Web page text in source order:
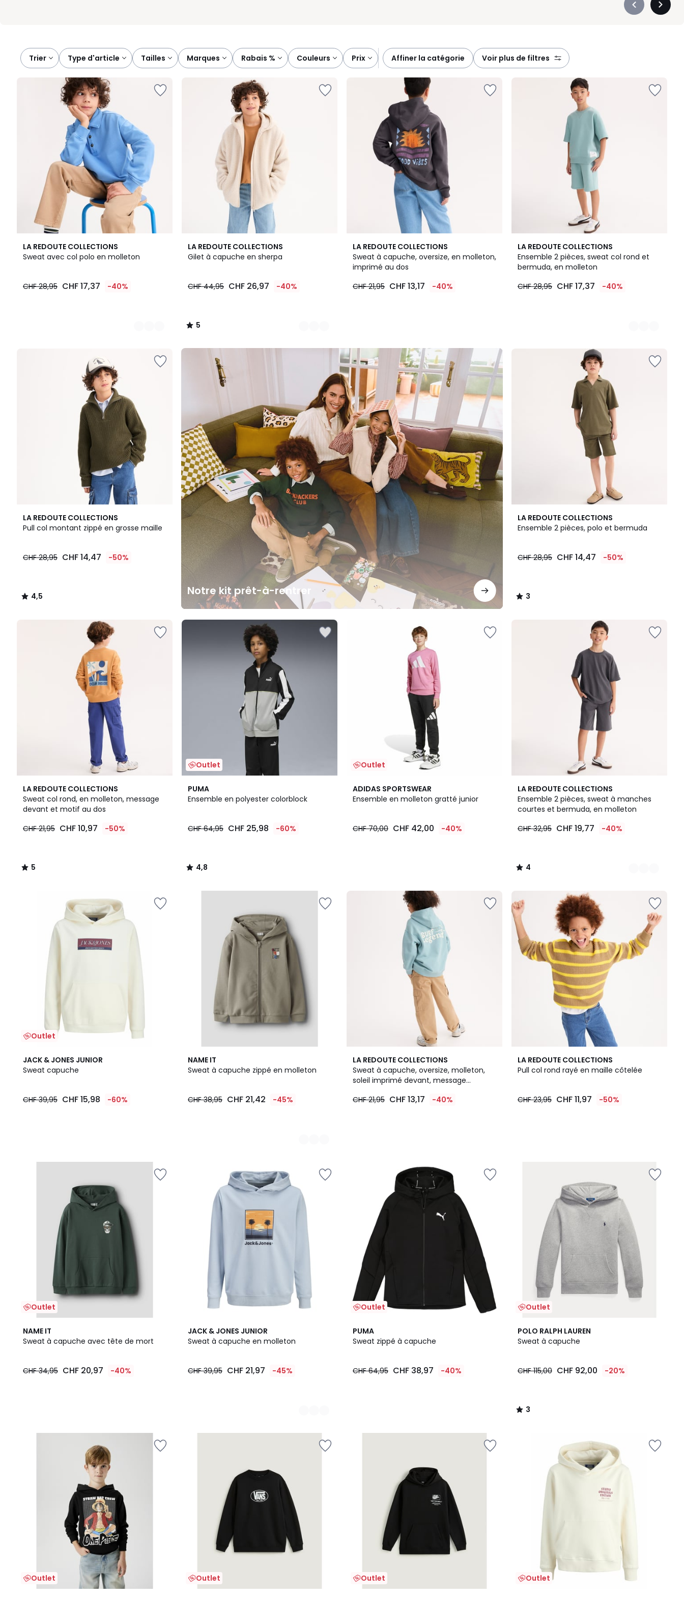
Précédent
Trier
type d'article tailles marques rabais % couleurs prix affiner la catégorie voir plus de filtres
LA REDOUTE COLLECTIONS
Sweat avec col polo en molleton
17,37
CHF 28,95 CHF 17,37 -40%
3
Couleurs
LA REDOUTE COLLECTIONS
Gilet à capuche en sherpa
CHF 44,95 CHF 26,97 -40%
5
/
3
Couleurs
5
/
LA REDOUTE COLLECTIONS
Sweat à capuche, oversize, en molleton,
imprimé au dos
CHF 21,95 CHF 13,17 -40%
LA REDOUTE COLLECTIONS
Ensemble 2 pièces, sweat col rond et
bermuda, en molleton
CHF 28,95 CHF 17,37 -40%
2
Couleurs
LA REDOUTE COLLECTIONS
Pull col montant zippé en grosse maille
CHF 28,95 CHF 14,47 -50%
4,5
/ 5
4,5
/
Notre kit prêt-à-rentrer
Notre
LA REDOUTE COLLECTIONS
Ensemble 2 pièces, polo et bermuda
CHF 28,95 CHF 14,47 -50%
3
/
3
/
LA REDOUTE COLLECTIONS
Sweat col rond, en molleton, message
devant et motif au dos
CHF 21,95 CHF 10,97 -50%
5
/
5
5
/
Outlet
PUMA
Ensemble en polyester colorblock
CHF 64,95 CHF 25,98 -60%
4,8
/ 5
4,8
/
Outlet
ADIDAS SPORTSWEAR
Ensemble en molleton gratté junior
CHF 70,00 CHF 42,00 -40%
LA REDOUTE COLLECTIONS
Ensemble 2 pièces, sweat à manches
courtes et bermuda, en molleton
CHF 32,95 CHF 19,77 -40%
4
/
5
2
Couleurs
4
/
Outlet
JACK & JONES JUNIOR
Sweat capuche
CHF 39,95 CHF 15,98 -60%
NAME IT
Sweat à capuche zippé en molleton
CHF 38,95 CHF 21,42 -45%
2
Couleurs
LA REDOUTE COLLECTIONS
Sweat à capuche, oversize, molleton,
soleil imprimé devant, message
CHF 21,95 CHF 13,17 -40%
LA REDOUTE COLLECTIONS
Pull col rond rayé en maille côtelée
CHF 23,95 CHF 11,97 -50%
Outlet
NAME IT
Sweat à capuche avec tête de mort
CHF 34,95 CHF 20,97 -40%
JACK & JONES JUNIOR
Sweat à capuche en molleton
CHF 39,95 CHF 21,97 -45%
2
Couleurs
Outlet
PUMA
Sweat zippé à capuche
CHF 64,95 CHF 38,97 -40%
Outlet
POLO RALPH LAUREN
Sweat à capuche
CHF 115,00 CHF 92,00 -20%
3
/
3
/
Outlet Outlet Outlet Outlet